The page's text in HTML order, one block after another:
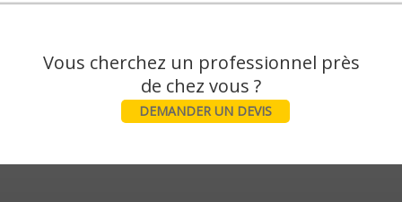
Vous cherchez un professionnel près
DEMANDER UN DEVIS